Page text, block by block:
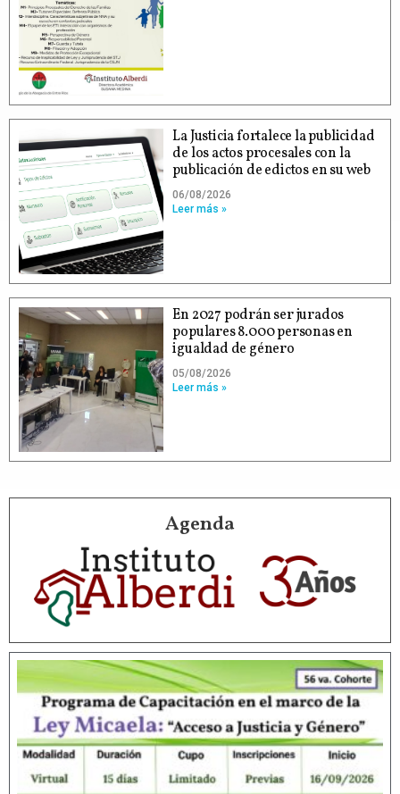
La Justicia fortalece la publicidad
de los actos procesales con la
publicación de edictos en su web
06/08/2026
Leer más »
En 2027 podrán ser jurados
populares 8.000 personas en
igualdad de género
05/08/2026
Leer más »
Agenda